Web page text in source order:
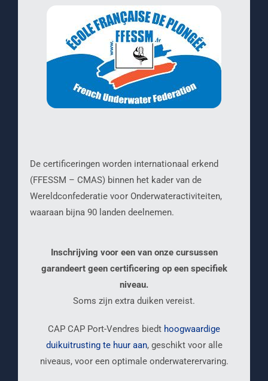
De certificeringen worden internationaal erkend
(FFESSM – CMAS) binnen het kader van de
Wereldconfederatie voor Onderwateractiviteiten,
waaraan bijna 90 landen deelnemen.
Inschrijving voor een van onze cursussen
garandeert geen certificering op een specifiek
niveau.
Soms zijn extra duiken vereist.
CAP CAP Port-Vendres biedt hoogwaardige
duikuitrusting te huur aan, geschikt voor alle
niveaus, voor een optimale onderwaterervaring.